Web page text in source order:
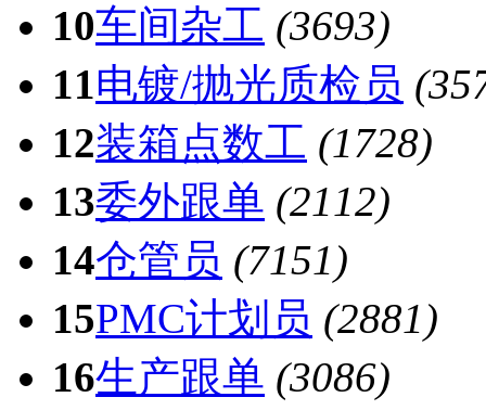
10车间杂工 (3693)
11 电镀/抛光质检员
12装箱点数工 (1728)
13委外跟单 (2112)
14仓管员 (7151)
15PMC计划员 (2881)
16生产跟单 (3086)